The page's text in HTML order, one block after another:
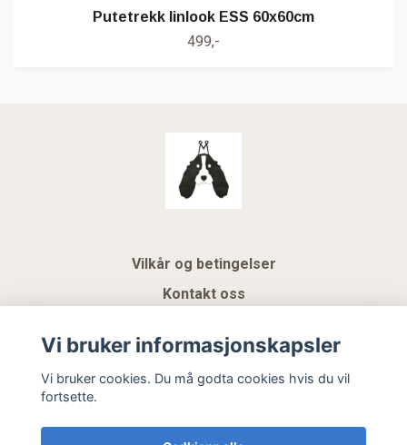
Putetrekk linlook ESS 60x60cm
499,-
Vilkår og betingelser
Kontakt oss
Gavekort
Vi bruker informasjonskapsler
Vi bruker cookies. Du må godta cookies hvis du vil
fortsette.